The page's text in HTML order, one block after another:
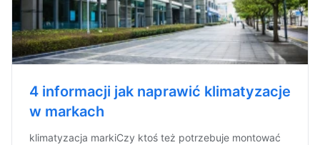
4 informacji jak naprawić klimatyzacje
w markach
klimatyzacja markiCzy ktoś też potrzebuje montować